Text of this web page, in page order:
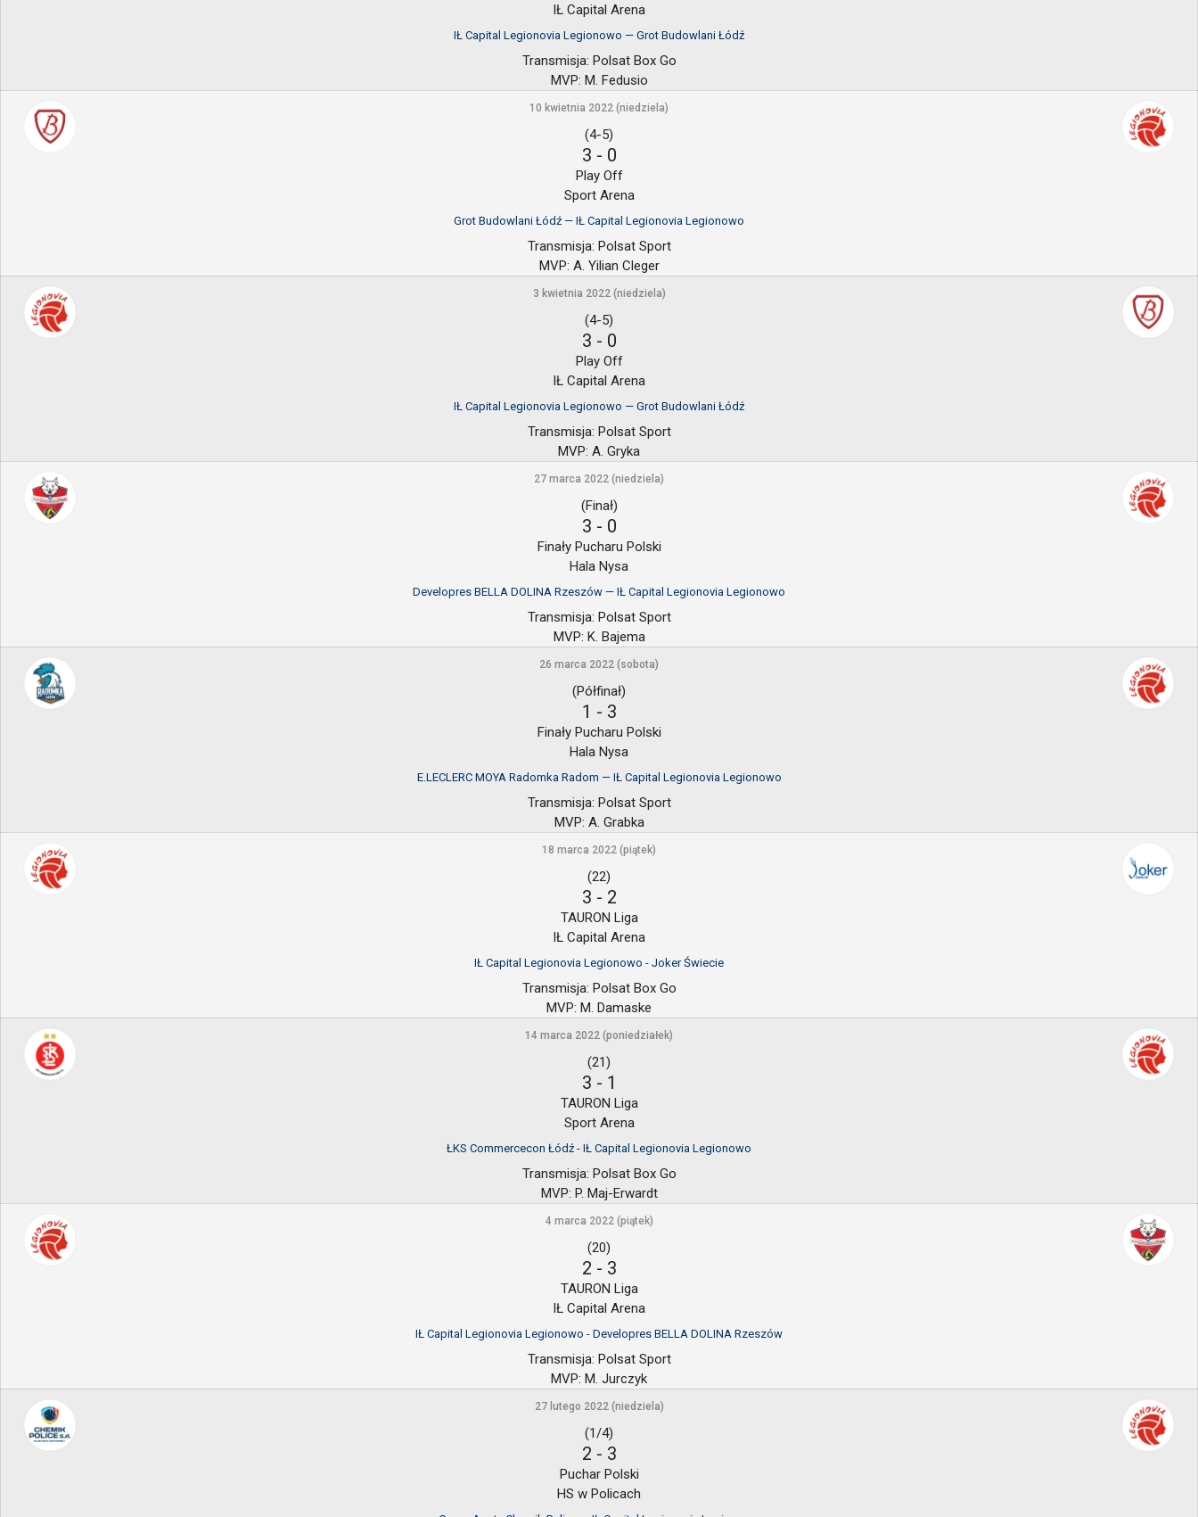
IŁ Capital Arena
IŁ Capital Legionovia Legionowo — Grot Budowlani Łódź
Transmisja: Polsat Box Go
MVP: M. Fedusio
10 kwietnia 2022 (niedziela)
(4-5)
3 - 0
Play Off
Sport Arena
Grot Budowlani Łódź — IŁ Capital Legionovia Legionowo
Transmisja: Polsat Sport
MVP: A. Yilian Cleger
3 kwietnia 2022 (niedziela)
(4-5)
3 - 0
Play Off
IŁ Capital Arena
IŁ Capital Legionovia Legionowo — Grot Budowlani Łódź
Transmisja: Polsat Sport
MVP: A. Gryka
27 marca 2022 (niedziela)
(Finał)
3 - 0
Finały Pucharu Polski
Hala Nysa
Developres BELLA DOLINA Rzeszów — IŁ Capital Legionovia Legionowo
Transmisja: Polsat Sport
MVP: K. Bajema
26 marca 2022 (sobota)
(Półfinał)
1 - 3
Finały Pucharu Polski
Hala Nysa
E.LECLERC MOYA Radomka Radom — IŁ Capital Legionovia Legionowo
Transmisja: Polsat Sport
MVP: A. Grabka
18 marca 2022 (piątek)
(22)
3 - 2
TAURON Liga
IŁ Capital Arena
IŁ Capital Legionovia Legionowo - Joker Świecie
Transmisja: Polsat Box Go
MVP: M. Damaske
14 marca 2022 (poniedziałek)
(21)
3 - 1
TAURON Liga
Sport Arena
ŁKS Commercecon Łódź - IŁ Capital Legionovia Legionowo
Transmisja: Polsat Box Go
MVP: P. Maj-Erwardt
4 marca 2022 (piątek)
(20)
2 - 3
TAURON Liga
IŁ Capital Arena
IŁ Capital Legionovia Legionowo - Developres BELLA DOLINA Rzeszów
Transmisja: Polsat Sport
MVP: M. Jurczyk
27 lutego 2022 (niedziela)
(1/4)
2 - 3
Puchar Polski
HS w Policach